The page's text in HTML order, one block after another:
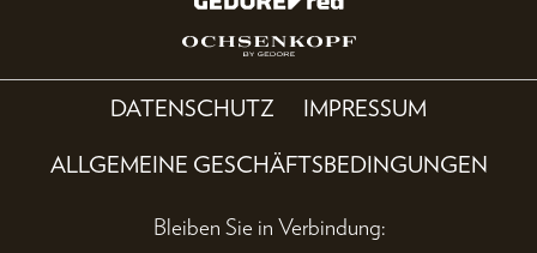
DATENSCHUTZ IMPRESSUM
ALLGEMEINE GESCHÄFTSBEDINGUNGEN
Bleiben Sie in Verbindung: